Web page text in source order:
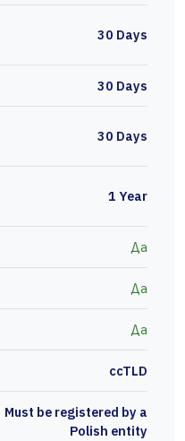
30 Days
30 Days
30 Days
1 Year
Да
Да
Да
ccTLD
Must be registered by a
Polish entity